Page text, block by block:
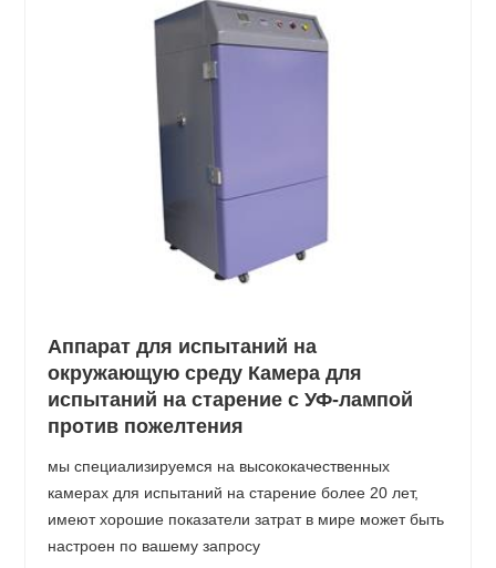
Аппарат для испытаний на
окружающую среду Камера для
испытаний на старение с УФ-лампой
против пожелтения
мы специализируемся на высококачественных
камерах для испытаний на старение более 20 лет,
имеют хорошие показатели затрат в мире может быть
настроен по вашему запросу